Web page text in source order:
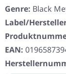
Genre: Black
Label/
EAN: